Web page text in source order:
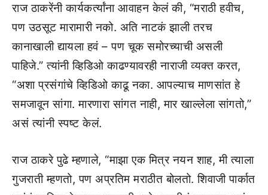
राज ठाकरेंनी कार्यकर्त्यांना आवाहन केलं की, “मराठी हवीच,
पण उठसूट मारामारी नको. अति नाटकं झाली तरच
कानाखाली द्यायला हवं – पण चूक समोरच्याची असली
पाहिजे.” त्यांनी व्हिडिओ काढण्यावरही नाराजी व्यक्त करत,
“अशा प्रसंगांचे व्हिडिओ काढू नका. आपल्याच माणसांत हे
समजावून सांगा. मारणारा सांगत नाही, मार खाल्लेला सांगतो,”
असं त्यांनी स्पष्ट केलं.
राज ठाकरे पुढे म्हणाले, “माझा एक मित्र नयन शाह, मी त्याला
गुजराती म्हणतो, पण अप्रतिम मराठीत बोलतो. शिवाजी पार्कात